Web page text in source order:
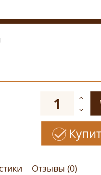
Отзывы (0)